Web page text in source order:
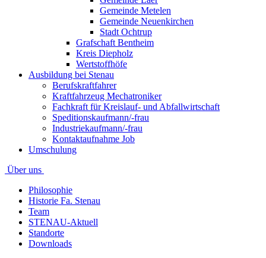
Gemeinde Metelen
Gemeinde Neuenkirchen
Stadt Ochtrup
Grafschaft Bentheim
Kreis Diepholz
Wertstoffhöfe
Ausbildung bei Stenau
Berufskraftfahrer
Kraftfahrzeug Mechatroniker
Fachkraft für Kreislauf- und Abfallwirtschaft
Speditionskaufmann/-frau
Industriekaufmann/-frau
Kontaktaufnahme Job
Umschulung
Über uns
Philosophie
Historie Fa. Stenau
Team
STENAU-Aktuell
Standorte
Downloads